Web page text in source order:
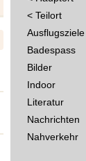
< Teilort
Ausflugsziele
Badespass
Bilder
Indoor
Literatur
Nachrichten
Nahverkehr